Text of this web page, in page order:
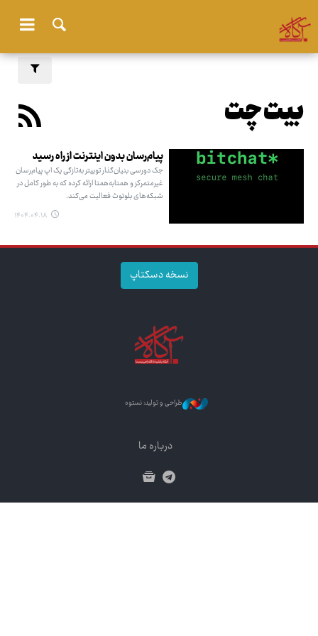
بیت چت
پیام‌رسان بدون اینترنت از راه رسید
جک دورسی بنیان‌گذار توییتر به‌تازگی یک اپ پیام‌رسان
غیرمتمرکز و همتابه‌همتا ارائه کرده که به طور کامل در
شبکه‌های بلوتوث فعالیت می‌کند.
۱۴۰۴.۰۴.۱۸
نسخه دسکتاپ
طراحی و تولید: نستوه
درباره ما